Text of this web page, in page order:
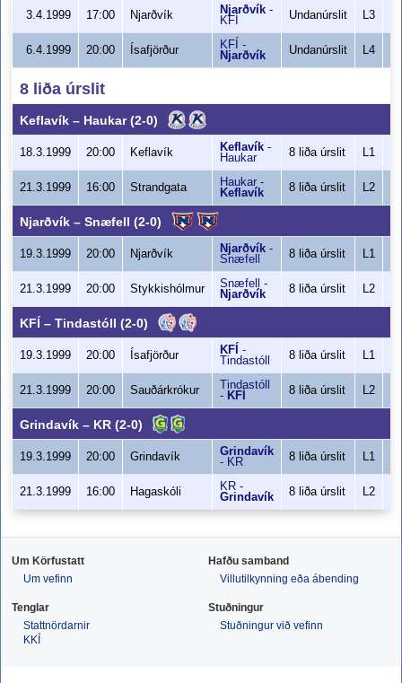
3.4.1999 17:00 Njarðvík Njarðvík -
KFÍ
Undanúrslit L3
6.4.1999 20:00 Ísafjörður KFÍ -
Njarðvík
Undanúrslit L4
8 liða úrslit
Keflavík – Haukar(2-0)
18.3.1999 20:00 Keflavík Keflavík -
Haukar
8 liða úrslit L1
21.3.1999 16:00 Strandgata Haukar -
Keflavík
8 liða úrslit L2
Njarðvík – Snæfell (2-0)
19.3.1999 20:00 Njarðvík Njarðvík -
Snæfell
8 liða úrslit L1
21.3.1999 20:00 Stykkishólmur Snæfell
-
Njarðvík
8 liða úrslit L2
KFÍ – Tindastóll (2-0)
19.3.1999 20:00 Ísafjörður KFÍ -
Tindastóll
8 liða úrslit L1
21.3.1999 20:00 Sauðárkrókur
Tindastóll
- KFÍ 8 liða úrslit L2
Grindavík – KR (2-0)
19.3.1999 20:00 Grindavík
Grindavík
- KR 8 liða úrslit L1
21.3.1999 16:00 Hagaskóli KR -
Grindavík
8 liða úrslit L2
Um Körfustatt
Um vefinn
Hafðu samband
Villutilkynning eða ábending
Tenglar
Stattnördarnir
KKÍ
Stuðningur
Stuðningur við vefinn